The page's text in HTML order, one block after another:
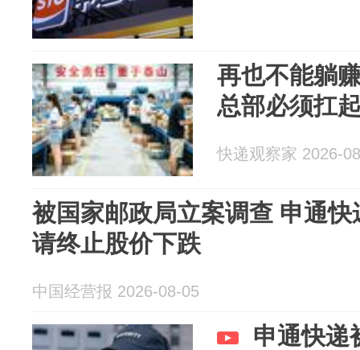
再也不能躺
总部必须扛
快递观察家 2026-
被国家邮政局立案调查 申通快
请终止股价下跌
中国经营报 2026-08-05
申通快递